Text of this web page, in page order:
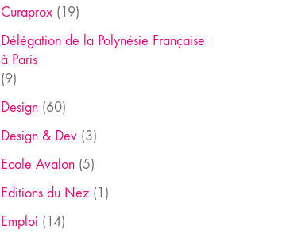
Curaprox(19)
Délégation de la Polynésie Française
à Paris
(9)
Design(60)
Design & Dev(3)
Ecole Avalon(5)
Editions du Nez(1)
Emploi (14)